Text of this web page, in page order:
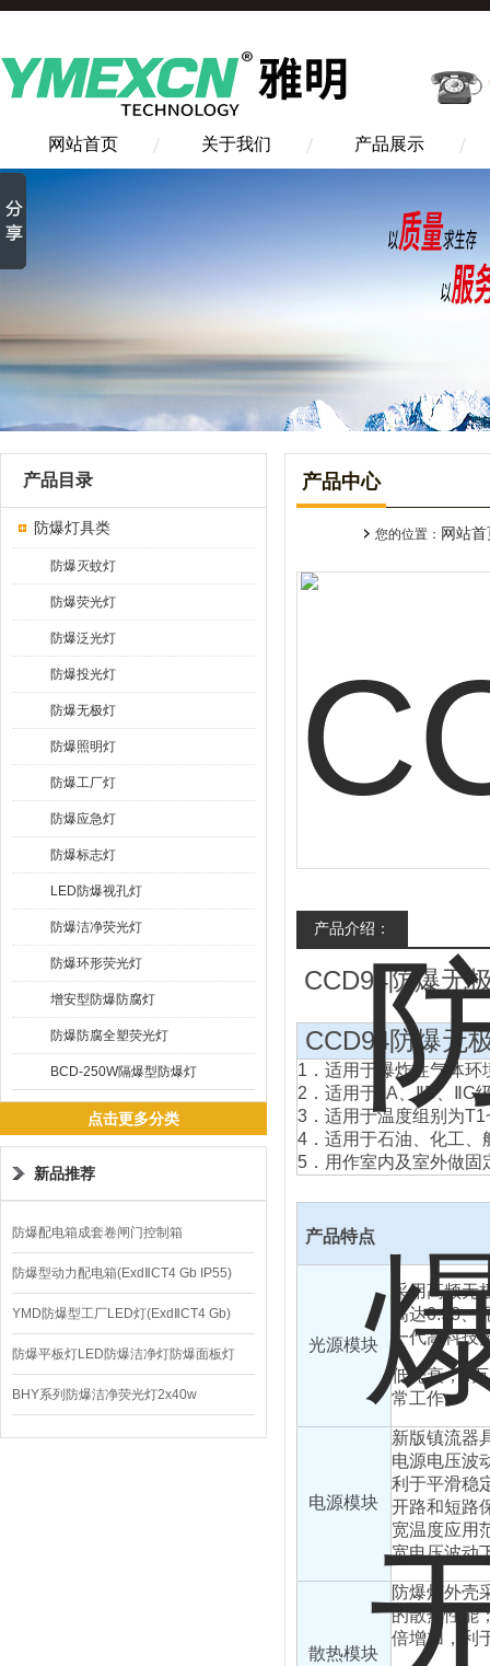
网站首页 关于我们 产品展示
产品目录
防爆灯具类
防爆灭蚊灯
防爆荧光灯
防爆泛光灯
防爆投光灯
防爆无极灯
防爆照明灯
防爆工厂灯
防爆应急灯
防爆标志灯
LED防爆视孔灯
防爆洁净荧光灯
防爆环形荧光灯
增安型防爆防腐灯
防爆防腐全塑荧光灯
BCD-250W隔爆型防爆灯
点击更多分类
新品推荐
防爆配电箱成套卷闸门控制箱
防爆型动力配电箱(ExdⅡCT4 Gb IP55)
YMD防爆型工厂LED灯(ExdⅡCT4 Gb)
220V/150W
防爆平板灯LED防爆洁净灯防爆面板灯
BHY系列防爆洁净荧光灯2x40w
产品中心
您的位置： 网站首
产品介绍：
CCD94防爆无
CCD94防爆无
1．适用于爆炸性气体
2．适用于ⅡA、ⅡB、ⅡC
3．适用于温度组别为
4．适用于石油、化工、
5．用作室内及室外做固
产品特点
光源模块
采用高频无
高达0.98
一代高科技
低光衰，4
常工作。
电源模块
新版镇流器
电源电压波
利于平滑稳
开路和短路
宽温度应用
宽电压波动
散热模块
防爆灯外壳
的散热性能
倍增加，利